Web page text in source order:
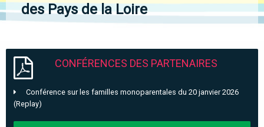
des Pays de la Loire
CONFÉRENCES DES PARTENAIRES
Conférence sur les familles monoparentales du 20 janvier 2026
(Replay)